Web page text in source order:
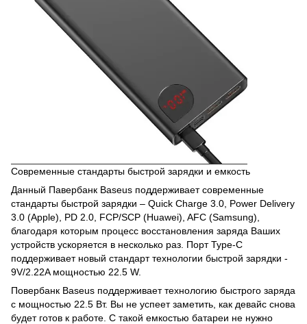
Современные стандарты быстрой зарядки и емкость
Данный Павербанк Baseus поддерживает современные
стандарты быстрой зарядки – Quick Charge 3.0, Power Delivery
3.0 (Apple), PD 2.0, FCP/SCP (Huawei), AFC (Samsung),
благодаря которым процесс восстановления заряда Ваших
устройств ускоряется в несколько раз. Порт Type-C
поддерживает новый стандарт технологии быстрой зарядки -
9V/2.22A мощностью 22.5 W.
Повербанк Baseus поддерживает технологию быстрого заряда
с мощностью 22.5 Вт. Вы не успеет заметить, как девайс снова
будет готов к работе. С такой емкостью батареи не нужно